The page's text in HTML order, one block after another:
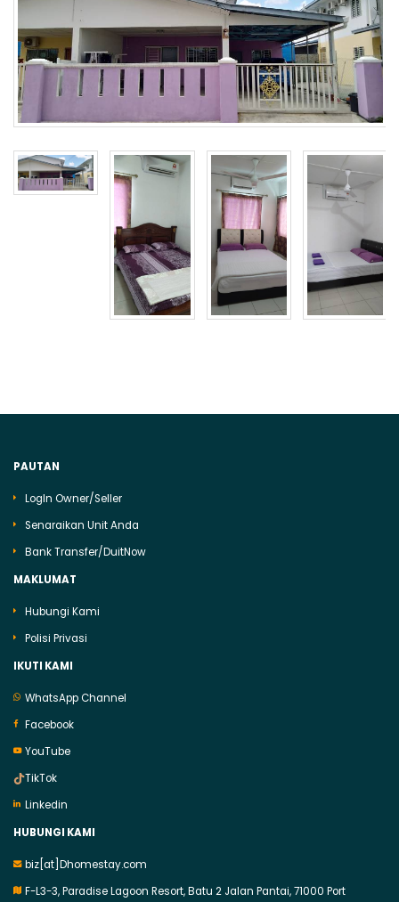
PAUTAN
LogIn Owner/Seller
Senaraikan Unit Anda
Bank Transfer/DuitNow
MAKLUMAT
Hubungi Kami
Polisi Privasi
IKUTI KAMI
WhatsApp Channel
Facebook
YouTube
TikTok
Linkedin
HUBUNGI KAMI
biz[at]Dhomestay.com
F-L3-3, Paradise Lagoon Resort, Batu 2 Jalan Pantai, 71000 Port